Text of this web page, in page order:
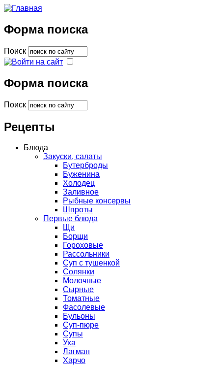
Форма поиска
Поиск
Форма поиска
Поиск
Рецепты
Блюда
Закуски, салаты
Бутерброды
Буженина
Холодец
Заливное
Рыбные консервы
Шпроты
Первые блюда
Щи
Борщи
Гороховые
Рассольники
Суп с тушенкой
Солянки
Молочные
Сырные
Томатные
Фасолевые
Бульоны
Суп-пюре
Супы
Уха
Лагман
Харчо